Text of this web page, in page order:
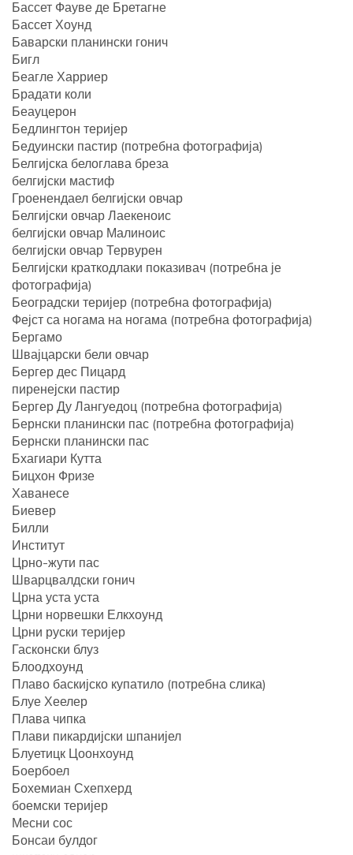
Бассет Фауве де Бретагне
Бассет Хоунд
Баварски планински гонич
Бигл
Беагле Харриер
Брадати коли
Беауцерон
Бедлингтон теријер
Бедуински пастир (потребна фотографија)
Белгијска белоглава бреза
белгијски мастиф
Гроенендаел белгијски овчар
Белгијски овчар Лаекеноис
белгијски овчар Малиноис
белгијски овчар Тервурен
Белгијски краткодлаки показивач (потребна је
фотографија)
Београдски теријер (потребна фотографија)
Фејст са ногама на ногама (потребна фотографија)
Бергамо
Швајцарски бели овчар
Бергер дес Пицард
пиренејски пастир
Бергер Ду Лангуедоц (потребна фотографија)
Бернски планински пас (потребна фотографија)
Бернски планински пас
Бхагиари Кутта
Бицхон Фризе
Хаванесе
Биевер
Билли
Институт
Црно-жути пас
Шварцвалдски гонич
Црна уста уста
Црни норвешки Елкхоунд
Црни руски теријер
Гасконски блуз
Блоодхоунд
Плаво баскијско купатило (потребна слика)
Блуе Хеелер
Плава чипка
Плави пикардијски шпанијел
Блуетицк Цоонхоунд
Боербоел
Бохемиан Схепхерд
боемски теријер
Месни сос
Бонсаи булдог